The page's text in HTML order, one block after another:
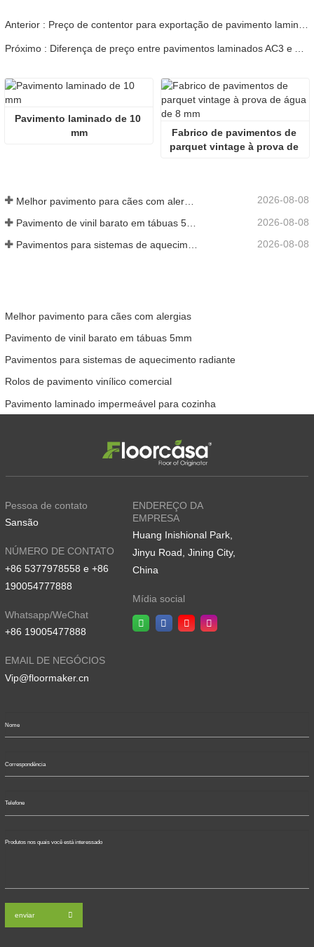
Anterior : Preço de contentor para exportação de pavimento laminado
Próximo : Diferença de preço entre pavimentos laminados AC3 e AC5
Pavimento laminado de 10
mm
Fabrico de pavimentos de
parquet vintage à prova de
2026-08-08
2026-08-08
Pavimentos para sistemas de aquecimento radiante 2026-08-08
Melhor pavimento para cães com alergias
Pavimento de vinil barato em tábuas 5mm
Pavimentos para sistemas de aquecimento radiante
Rolos de pavimento vinílico comercial
Pavimento laminado impermeável para cozinha
Pessoa de contato
Sansão
NÚMERO DE CONTATO
+86 5377978558 e +86
190054777888
Whatsapp/WeChat
+86 19005477888
EMAIL DE NEGÓCIOS
Vip@floormaker.cn
ENDEREÇO DA
EMPRESA
Huang Inishional Park,
Jinyu Road, Jining City,
China
Mídia social
enviar